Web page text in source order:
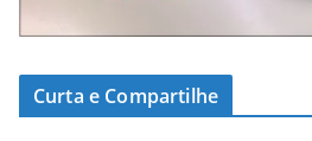
Curta e Compartilhe